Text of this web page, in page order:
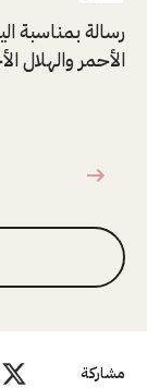
مشاركة
رسالة بمناسبة
الأحمر والهلال